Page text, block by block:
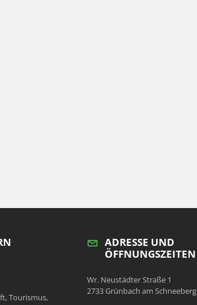
Tourismus,
ADRESSE UND
ÖFFNUNGSZEITEN
Wr. Neustädter Straße 1
2733 Grünbach am Schneeberg